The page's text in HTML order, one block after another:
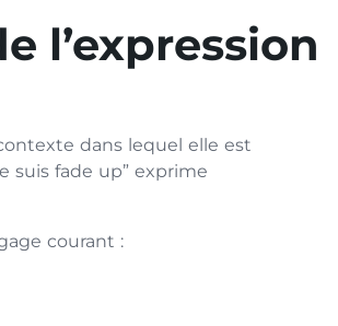
l’expression
dans lequel elle est
suis fade up” exprime
courant :